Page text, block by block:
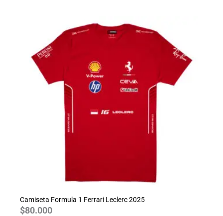
Camiseta Formula 1 Ferrari Leclerc 2025
$80.000